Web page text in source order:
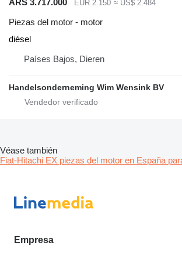
EUR 2.150 ≈ US$ 2.484
Piezas del motor - motor
diésel
Países Bajos, Dieren
Handelsonderneming Wim Wensink BV
Véase también
Fiat-Hitachi EX piezas del motor en España
Empresa